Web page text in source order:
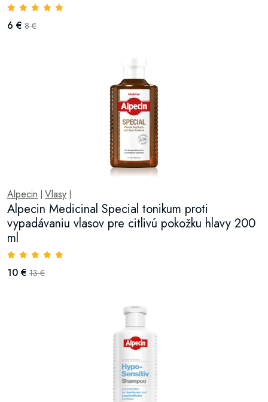
6 € 8 €
Alpecin Vlasy
Alpecin Medicinal Special tonikum proti
vypadávaniu vlasov pre citlivú pokožku hlavy 200
ml
10 € 13 €